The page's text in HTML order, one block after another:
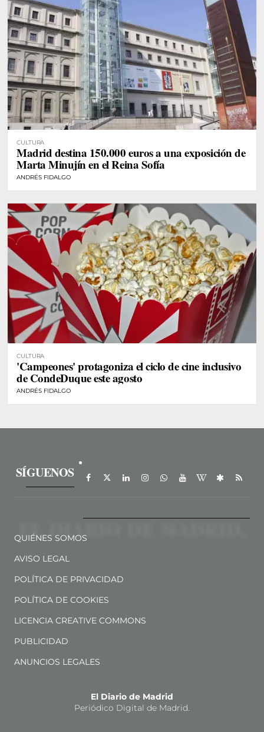
CULTURA
Madrid destina 150.000 euros a una exposición de
Marta Minujín en el Reina Sofía
ANDRÉS FIDALGO
CULTURA
'Campeones' protagoniza el ciclo de cine inclusivo
de CondeDuque este agosto
ANDRÉS FIDALGO
SÍGUENOS
QUIÉNES SOMOS
AVISO LEGAL
POLÍTICA DE PRIVACIDAD
POLÍTICA DE COOKIES
LICENCIA CREATIVE COMMONS
PUBLICIDAD
ANUNCIOS LEGALES
El Diario de Madrid
Periódico Digital de Madrid.